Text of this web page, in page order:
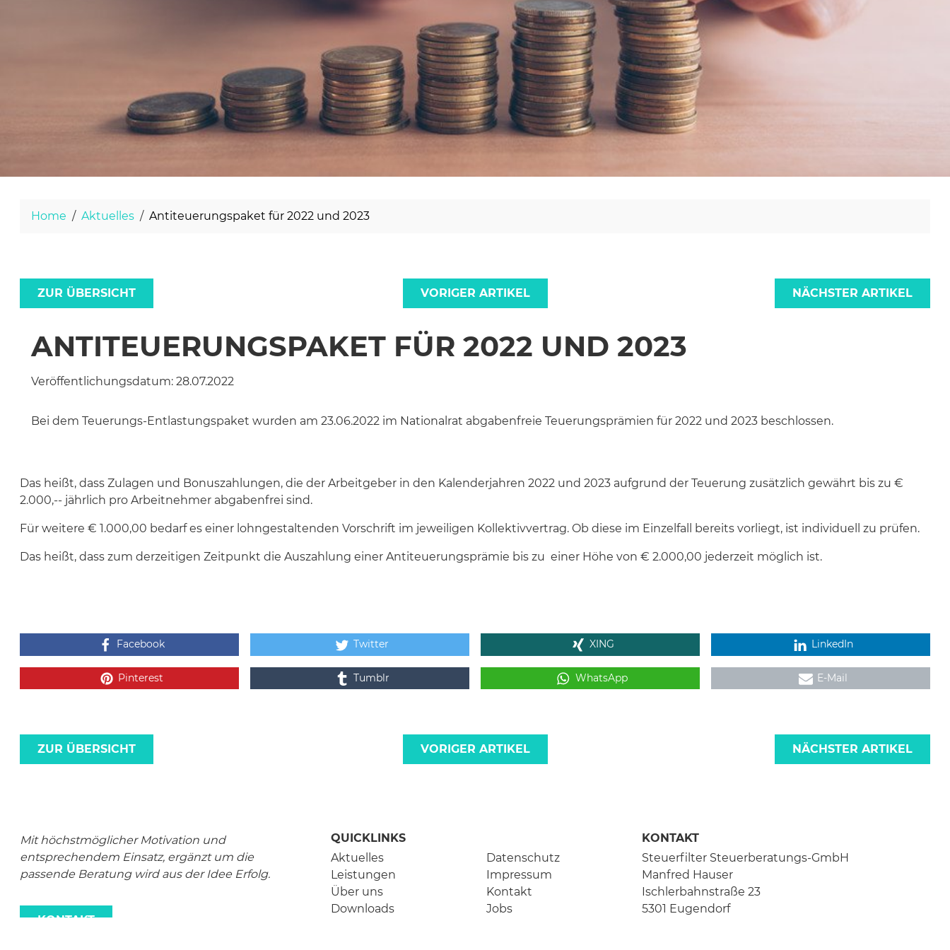
Home Aktuelles Antiteuerungspaket für 2022 und 2023
ZUR ÜBERSICHT VORIGER ARTIKEL NÄCHSTER ARTIKEL
ANTITEUERUNGSPAKET FÜR 2022 UND 2023
Veröffentlichungsdatum: 28.07.2022
Bei dem Teuerungs-Entlastungspaket wurden am 23.06.2022 im Nationalrat abgabenfreie Teuerungsprämien für 2022 und 2023 beschlossen.
Das heißt, dass Zulagen und Bonuszahlungen, die der Arbeitgeber in den Kalenderjahren 2022 und 2023 aufgrund der Teuerung zusätzlich gewährt bis zu €
2.000,-- jährlich pro Arbeitnehmer abgabenfrei sind.
Für weitere € 1.000,00 bedarf es einer lohngestaltenden Vorschrift im jeweiligen Kollektivvertrag. Ob diese im Einzelfall bereits vorliegt, ist individuell zu prüfen.
Das heißt, dass zum derzeitigen Zeitpunkt die Auszahlung einer Antiteuerungsprämie bis zu einer Höhe von € 2.000,00 jederzeit möglich ist.
Facebook Twitter XING LinkedIn
Pinterest Tumblr WhatsApp E-Mail
ZUR ÜBERSICHT VORIGER ARTIKEL NÄCHSTER ARTIKEL
Mit höchstmöglicher Motivation und
entsprechendem Einsatz, ergänzt um die
passende Beratung wird aus der Idee Erfolg.
KONTAKT
QUICKLINKS
Aktuelles
Leistungen
Über uns
Downloads
Datenschutz
Impressum
Kontakt
Jobs
KONTAKT
Steuerfilter Steuerberatungs-GmbH
Manfred Hauser
Ischlerbahnstraße 23
5301 Eugendorf